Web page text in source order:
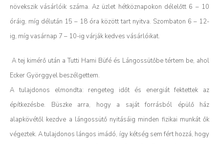
növekszik vásárlóik száma. Az üzlet hétköznapokon délelőtt 6 – 10
óráig, míg délután 15 – 18 óra között tart nyitva. Szombaton 6 – 12-
ig, míg vasárnap 7 – 10-ig várják kedves vásárlóikat.
A tej kimérő után a Tutti Hami Büfé és Lángossütőbe tértem be, ahol
Ecker Györggyel beszélgettem.
A tulajdonos elmondta: rengeteg időt és energiát fektettek az
építkezésbe. Büszke arra, hogy a saját forrásból épülő ház
alapkövétől kezdve a lángossütő nyitásáig minden fizikai munkát ők
végeztek.A tulajdonos lángos imádó, így kétség sem fért hozzá, hogy